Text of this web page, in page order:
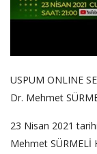
USPUM ONLINE
Dr. Mehmet
23 Nisan 2021
Mehmet SÜRMELİ